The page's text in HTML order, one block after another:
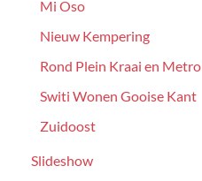
Mi Oso
Nieuw Kempering
Rond Plein Kraai en Metro
Switi Wonen Gooise Kant
Zuidoost
Slideshow